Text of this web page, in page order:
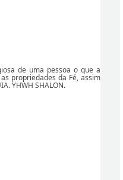
de uma pessoa o que a
propriedades da Fé, assim
YHWH SHALON.